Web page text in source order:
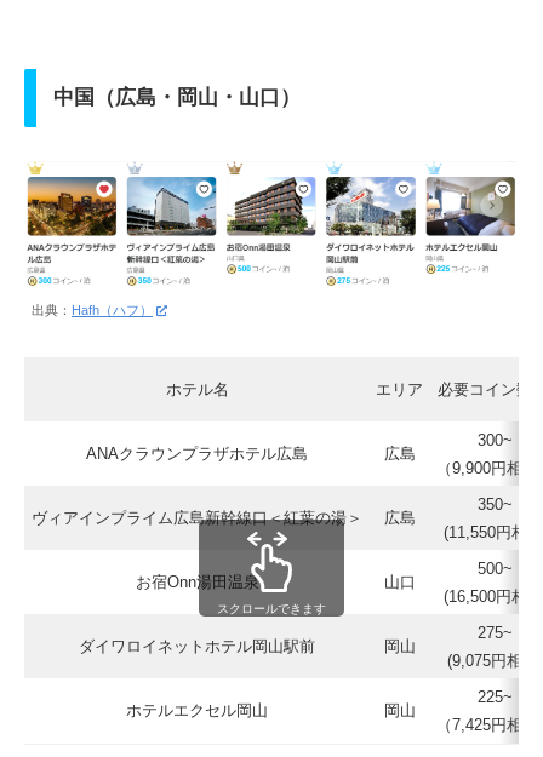
中国（広島・岡山・山口）
出典： Hafh（ハフ）
ホテル名 エリア 必要コイン数/
ANAクラウンプラザホテル広島 広島
300~
（9,900円相当
ヴィアインプライム広島新幹線口＜紅葉の湯＞ 広島
350~
(11,550円相
お宿Onn湯田温泉 山口
500~
(16,500円相
ダイワロイネットホテル岡山駅前 岡山
275~
(9,075円相当)
ホテルエクセル岡山 岡山
225~
（7,425円相当
スクロールできます